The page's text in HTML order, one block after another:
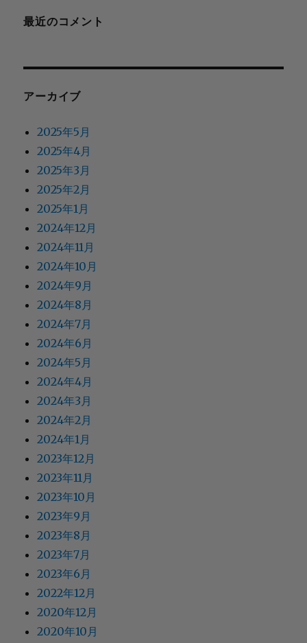
最近のコメント
アーカイブ
2025年5月
2025年4月
2025年3月
2025年2月
2025年1月
2024年12月
2024年11月
2024年10月
2024年9月
2024年8月
2024年7月
2024年6月
2024年5月
2024年4月
2024年3月
2024年2月
2024年1月
2023年12月
2023年11月
2023年10月
2023年9月
2023年8月
2023年7月
2023年6月
2022年12月
2020年12月
2020年10月